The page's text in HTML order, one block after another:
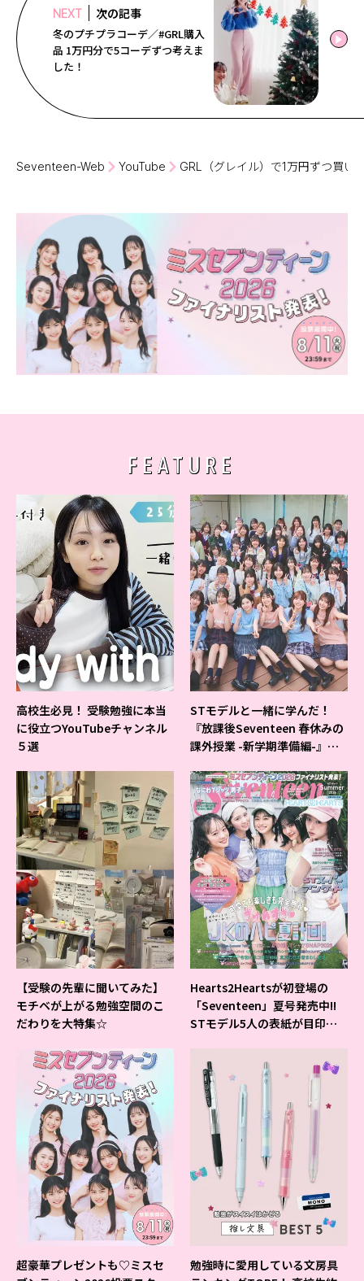
NEXT 次の記事
冬のプチプラコーデ／#GRL購入
品 1万円分で5コーデずつ考えま
した！
Seventeen-Web YouTube GRL（グレイル）で1万円ずつ買い
FEATURE
高校生必見！ 受験勉強に本当
に役立つYouTubeチャンネル
５選
STモデルと一緒に学んだ！
『放課後Seventeen 春休みの
課外授業 -新学期準備編-』イ
【受験の先輩に聞いてみた】
モチベが上がる勉強空間のこ
だわりを大特集☆
Hearts2Heartsが初登場の
「Seventeen」夏号発売中!!
STモデル5人の表紙が目印だ
超豪華プレゼントも♡ミスセ
勉強時に愛用している文房具